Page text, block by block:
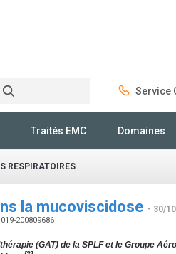
Service
Traités EMC Domaines
RESPIRATOIRES
la mucoviscidose - 30/
200809686
(GAT) de la SPLF et le Groupe